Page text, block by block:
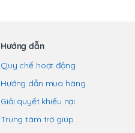
Hướng dẫn
Quy chế hoạt động
Hướng dẫn mua hàng
Giải quyết khiếu nại
Trung tâm trợ giúp